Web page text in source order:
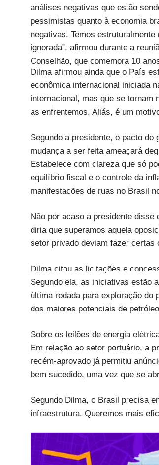
análises negativas que estão
pessimistas quanto à economia
negativas. Temos
ignorada", afirmou durante a
Conselhão, que comemora 10
Dilma afirmou ainda que o País
econômica internacional iniciada
internacional, mas que se tornam
as enfrentemos. Aliás, é um
Segundo a presidente, o pacto do
mudança a ser feita ameaçará
Estabelece com clareza que só
equilíbrio fiscal e o controle da
manifestações de ruas no Brasil
Não por acaso a presidente
diria que superamos aquela
setor privado deviam fazer certas
Dilma citou as licitações e
Segundo ela, as iniciativas estão
última rodada para exploração do
dos maiores potenciais de
Sobre os leilões de energia
Em relação ao setor portuário, a
recém-aprovado já permitiu
bem sucedido, uma vez que se
Segundo Dilma, o Brasil precisa
infraestrutura. Queremos mais